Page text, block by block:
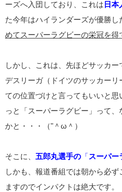
ーズへ入団しており、これは 日本
た今年はハイランダーズが優勝し
めてスーパーラグビーの栄冠を得
しかし、これは、先ほどサッカ
デスリーガ（ドイツのサッカー
ての位置づけと言ってもいいと思
っと「スーパーラグビー」って
かと・・・（"＾ω＾）
そこに、 五郎丸選手の 「 スーパー
しかも、報道番組では朝から必
ますのでインパクトは絶大です。